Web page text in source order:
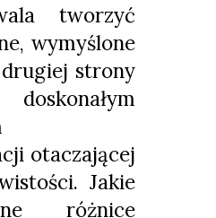
tworzyć
wymyślone
strony
otaczającej
Jakie
różnice